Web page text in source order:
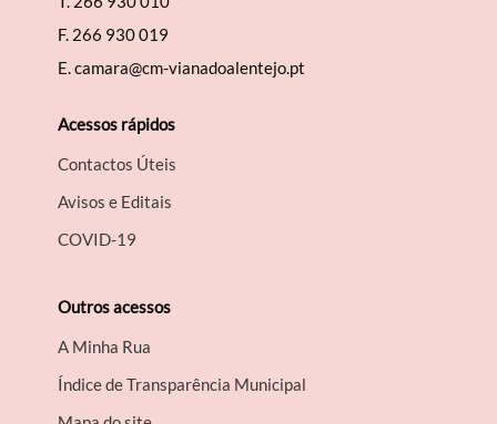
F. 266 930 019
E.camara@cm-vianadoalentejo.pt
Acessos rápidos
Contactos Úteis
Avisos e Editais
COVID-19
Outros acessos
A Minha Rua
Índice de Transparência Municipal